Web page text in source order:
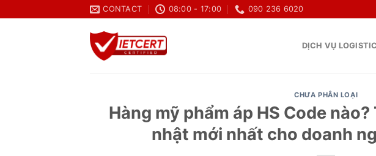
to
CONTACT 08:00 - 17:00 090 236 6020
DỊCH VỤ
CHƯA PHÂN LOẠI
Hàng mỹ phẩm áp HS Code
nhật mới nhất cho doanh